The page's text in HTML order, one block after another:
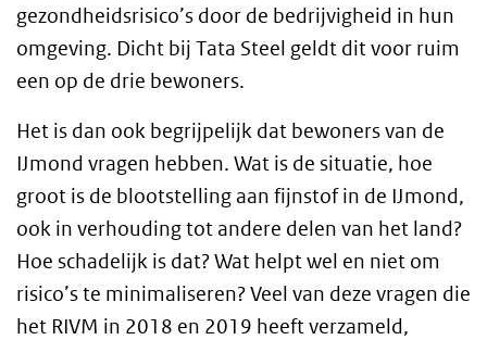
gezondheidsrisico’s door de bedrijvigheid in hun
omgeving. Dicht bij Tata Steel geldt dit voor ruim
een op de drie bewoners.
Het is dan ook begrijpelijk dat bewoners van de
IJmond vragen hebben. Wat is de situatie, hoe
groot is de blootstelling aan fijnstof in de IJmond,
ook in verhouding tot andere delen van het land?
Hoe schadelijk is dat? Wat helpt wel en niet om
risico’s te minimaliseren? Veel van deze vragen die
het RIVM in 2018 en 2019 heeft verzameld,